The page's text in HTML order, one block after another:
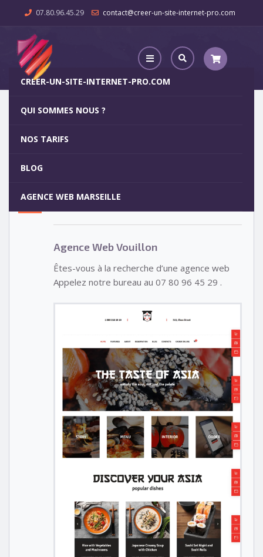
07.80.96.45.29 contact@creer-un-site-internet-pro.com
CREER-UN-SITE-INTERNET-PRO.COM
QUI SOMMES NOUS ?
NOS TARIFS
BLOG
AGENCE WEB MARSEILLE
Agence Web Vouillon
5
Votre site internet pour 29€
Agence Web Vouillon
Êtes-vous à la recherche d’une agence web
Appelez notre bureau au 07 80 96 45 29 .